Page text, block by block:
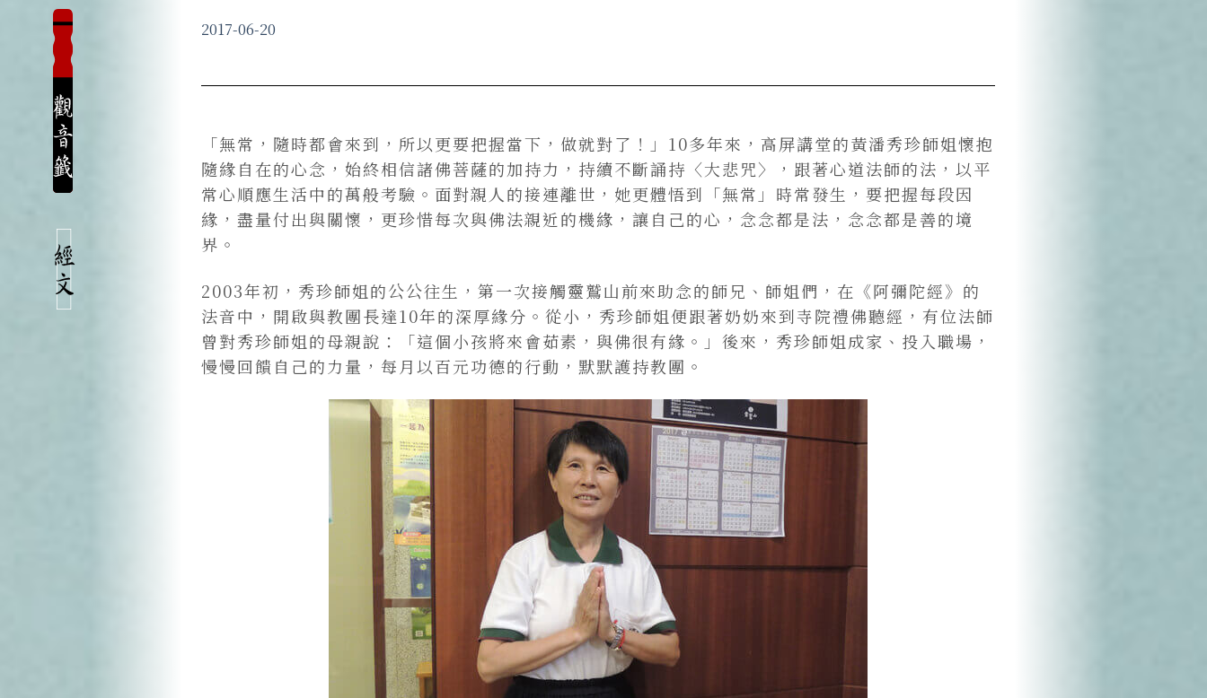
2017-06-20
「無常，隨時都會來到，所以更要把握當下，做就對了！」10多年來，高屏講堂的黃潘秀珍師姐懷抱
隨緣自在的心念，始終相信諸佛菩薩的加持力，持續不斷誦持〈大悲咒〉，跟著心道法師的法，以平
常心順應生活中的萬般考驗。面對親人的接連離世，她更體悟到「無常」時常發生，要把握每段因
緣，盡量付出與關懷，更珍惜每次與佛法親近的機緣，讓自己的心，念念都是法，念念都是善的境
界。
2003年初，秀珍師姐的公公往生，第一次接觸靈鷲山前來助念的師兄、師姐們，在《阿彌陀經》的
法音中，開啟與教團長達10年的深厚緣分。從小，秀珍師姐便跟著奶奶來到寺院禮佛聽經，有位法師
曾對秀珍師姐的母親說：「這個小孩將來會茹素，與佛很有緣。」後來，秀珍師姐成家、投入職場，
慢慢回饋自己的力量，每月以百元功德的行動，默默護持教團。